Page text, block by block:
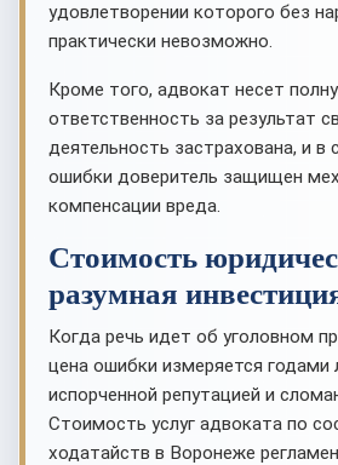
удовлетворении которого без
практически невозможно.
Кроме того, адвокат несет
ответственность за результат
деятельность застрахована, и в
ошибки доверитель защищен
компенсации вреда.
Стоимость
разумная
Когда речь идет об уголовном
цена ошибки измеряется годами
испорченной репутацией и
Стоимость услуг адвоката по
ходатайств в Воронеже